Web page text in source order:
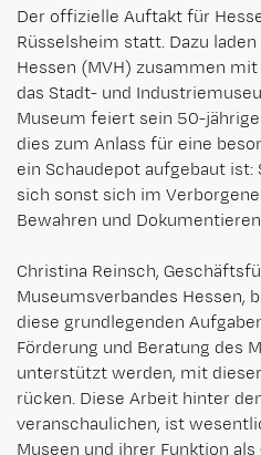
Der offizielle Auftakt für
Rüsselsheim statt. Dazu
Hessen (MVH) zusammen
das Stadt- und
Museum feiert sein 50-
dies zum Anlass für eine
ein Schaudepot aufgebaut
sich sonst sich im
Bewahren und
Christina Reinsch,
Museumsverbandes Hessen,
diese grundlegenden
Förderung und Beratung des
unterstützt werden, mit
rücken. Diese Arbeit hinter
veranschaulichen, ist
Museen und ihrer Funktion